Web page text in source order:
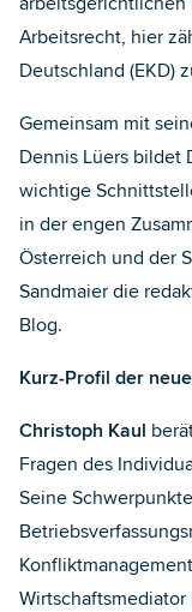
Arbeitsrecht, hier
Deutschland (EKD)
Gemeinsam mit
Dennis Lüers bildet
wichtige
in der engen
Österreich und der
Sandmaier die
Blog.
Kurz-Profil der
Christoph Kaul
Fragen des
Seine